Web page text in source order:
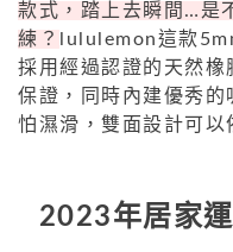
款式，踏上去瞬間…是
練？
lululemon這款
採用經過認證的天然橡
保證，同時內建優秀的
怕濕滑，雙面設計可以
2023年居家